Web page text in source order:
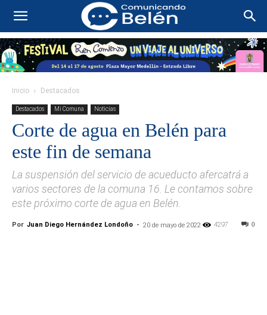
Inicio Destacados
Destacados Mi Comuna Noticias
Corte de agua en Belén para
este fin de semana
La suspensión del servicio de acueducto afercatrá a
varios sectores de la comuna 16. Le contamos sobre
este próximo corte de agua en Belén.
Por Juan Diego Hernández Londoño - 20 de mayo de 2022 0
4297